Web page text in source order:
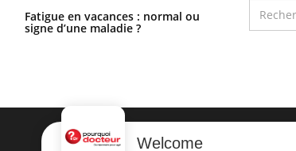
Fatigue en vacances : normal ou
signe d’une maladie ?
Et si
Welcome